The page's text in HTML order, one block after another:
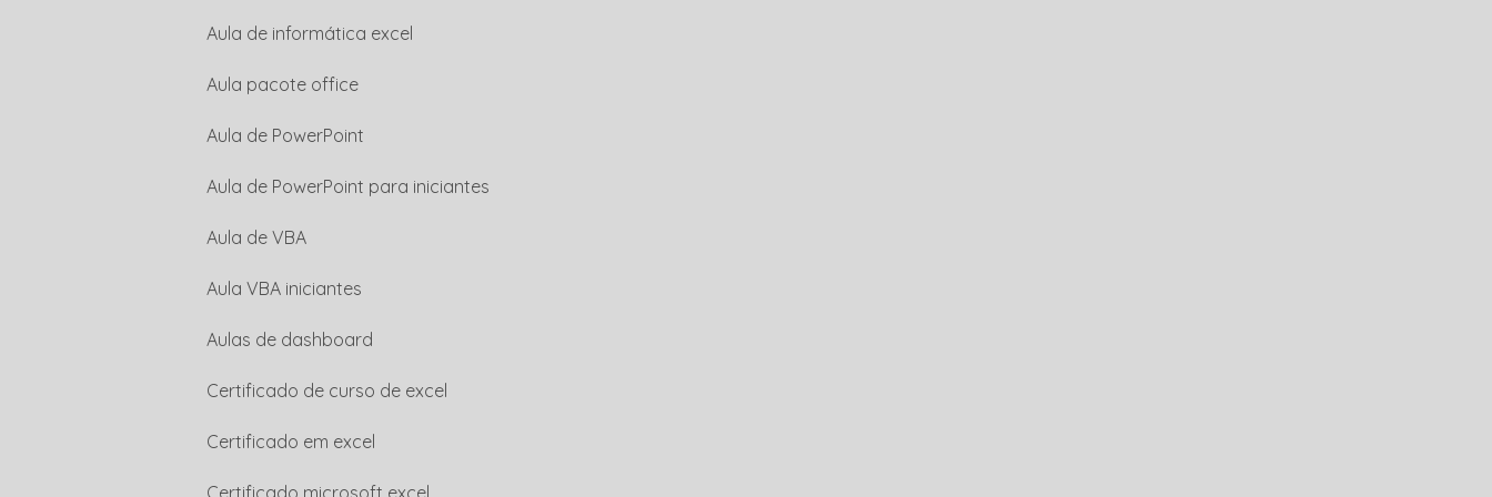
Aula de informática excel
Aula pacote office
Aula de PowerPoint
Aula de PowerPoint para iniciantes
Aula de VBA
Aula VBA iniciantes
Aulas de dashboard
Certificado de curso de excel
Certificado em excel
Certificado microsoft excel